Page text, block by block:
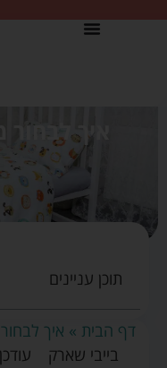
איך
דף הבית » איך
בייבי שארק
עודכן
תוכן עניינים